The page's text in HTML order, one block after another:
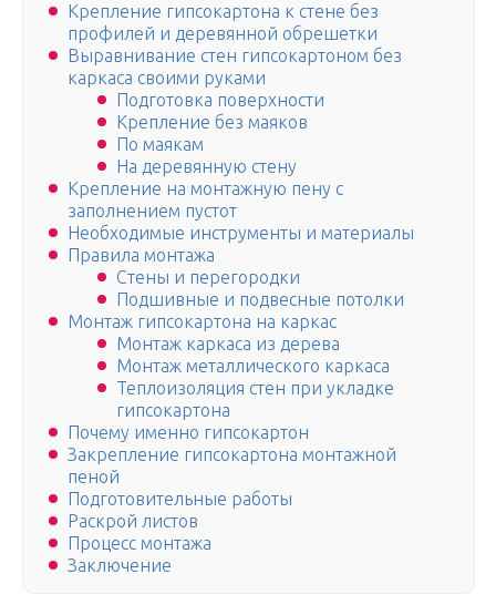
Крепление гипсокартона к стене без
профилей и деревянной обрешетки
Выравнивание стен гипсокартоном без
каркаса своими руками
Подготовка поверхности
Крепление без маяков
По маякам
На деревянную стену
Крепление на монтажную пену с
заполнением пустот
Необходимые инструменты и материалы
Правила монтажа
Стены и перегородки
Подшивные и подвесные потолки
Монтаж гипсокартона на каркас
Монтаж каркаса из дерева
Монтаж металлического каркаса
Теплоизоляция стен при укладке
гипсокартона
Почему именно гипсокартон
Закрепление гипсокартона монтажной
пеной
Подготовительные работы
Раскрой листов
Процесс монтажа
Заключение